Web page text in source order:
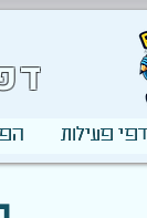
דפי פעילות